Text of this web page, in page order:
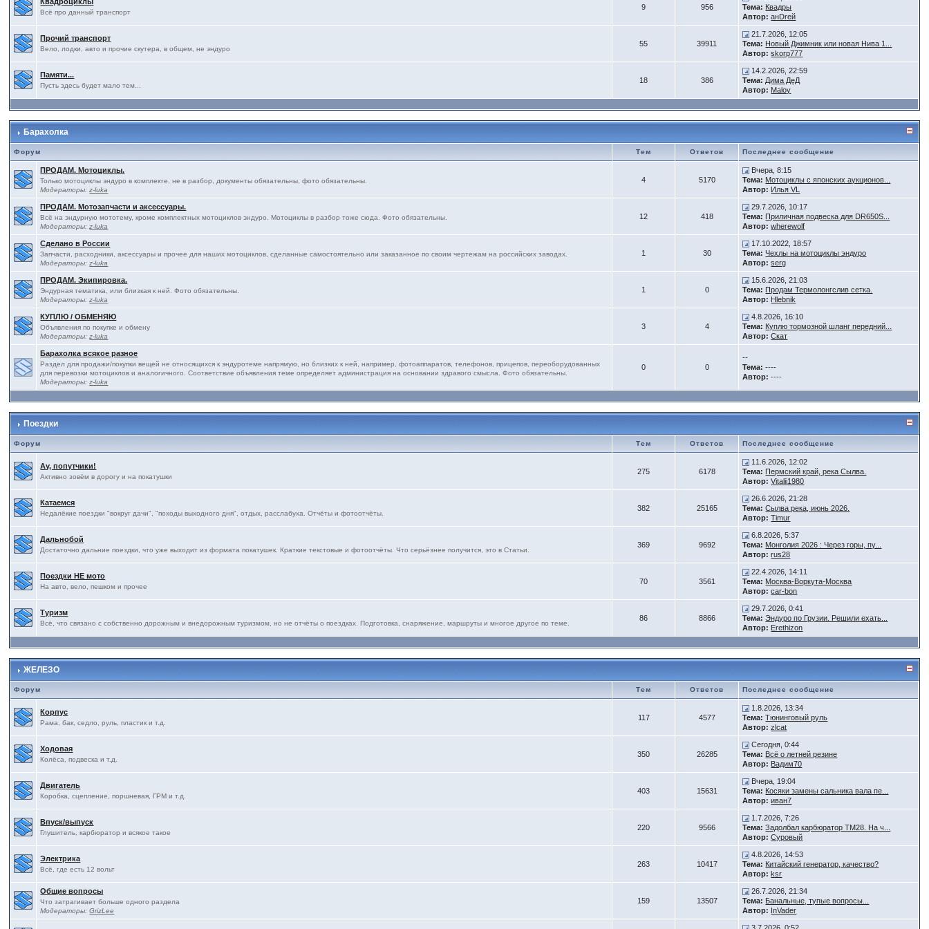
Всё про данный транспорт
9 956
Тема: Квадры
Автор: анDrей
Прочий транспорт
Вело, лодки, авто и прочие скутера, в общем, не эндуро
55 39911
21.7.2026, 12:05
Тема: Новый Джимник или новая Нива 1...
Автор: skorp777
Памяти...
Пусть здесь будет мало тем...
18 386
14.2.2026, 22:59
Тема: Дима ДеД
Автор: Maloy
Барахолка
Форум Тем Ответов Последнее сообщение
ПРОДАМ. Мотоциклы.
Только мотоциклы эндуро в комплекте, не в разбор, документы обязательны, фото обязательны.
Модераторы:z-luka
4 5170
Вчера, 8:15
Тема: Мотоциклы с японских аукционов...
Автор: Илья VL
ПРОДАМ. Мотозапчасти и аксессуары.
Всё на эндурную мототему, кроме комплектных мотоциклов эндуро. Мотоциклы в разбор тоже сюда. Фото обязательны.
Модераторы:z-luka
12 418
29.7.2026, 10:17
Тема: Приличная подвеска для DR650S...
Автор: wherewolf
Сделано в России
Запчасти, расходники, аксессуары и прочее для наших мотоциклов, сделанные самостоятельно или заказанное по своим чертежам на российских заводах.
Модераторы:z-luka
1 30
17.10.2022, 18:57
Тема: Чехлы на мотоциклы эндуро
Автор: serg
ПРОДАМ. Экипировка.
Эндурная тематика, или близкая к ней. Фото обязательны.
Модераторы:z-luka
1 0
15.6.2026, 21:03
Тема: Продам Термолонгслив сетка.
Автор: Hlebnik
КУПЛЮ / ОБМЕНЯЮ
Объявления по покупке и обмену
Модераторы:z-luka
3 4
4.8.2026, 16:10
Тема: Куплю тормозной шланг передний...
Автор: Скат
Барахолка всякое разное
Раздел для продажи/покупки вещей не относящихся к эндуротеме напрямую, но близких к ней, например, фотоаппаратов, телефонов, прицепов, переоборудованных
для перевозки мотоциклов и аналогичного. Соответствие объявления теме определяет администрация на основании здравого смысла. Фото обязательны.
Модераторы:z-luka
0 0
--
Тема: ----
Автор: ----
Поездки
Форум Тем Ответов Последнее сообщение
Ау, попутчики!
Активно зовём в дорогу и на покатушки
275 6178
11.6.2026, 12:02
Тема: Пермский край, река Сылва.
Автор: Vitalii1980
Катаемся
Недалёкие поездки "вокруг дачи", "походы выходного дня", отдых, расслабуха. Отчёты и фотоотчёты.
382 25165
26.6.2026, 21:28
Тема: Сылва река, июнь 2026.
Автор: Timur
Дальнобой
Достаточно дальние поездки, что уже выходит из формата покатушек. Краткие текстовые и фотоотчёты. Что серьёзнее получится, это в Статьи.
369 9692
6.8.2026, 5:37
Тема: Монголия 2026 : Через горы, пу...
Автор: rus28
Поездки НЕ мото
На авто, вело, пешком и прочее
70 3561
22.4.2026, 14:11
Тема: Москва-Воркута-Москва
Автор: car-bon
Туризм
Всё, что связано с собственно дорожным и внедорожным туризмом, но не отчёты о поездках. Подготовка, снаряжение, маршруты и многое другое по теме.
86 8866
29.7.2026, 0:41
Тема: Эндуро по Грузии. Решили ехать...
Автор: Erethizon
ЖЕЛЕЗО
Форум Тем Ответов Последнее сообщение
Корпус
Рама, бак, седло, руль, пластик и т.д.
117 4577
1.8.2026, 13:34
Тема: Тюнинговый руль
Автор: zlcat
Ходовая
Колёса, подвеска и т.д.
350 26285
Сегодня, 0:44
Тема: Всё о летней резине
Автор: Вадим70
Двигатель
Коробка, сцепление, поршневая, ГРМ и т.д.
403 15631
Вчера, 19:04
Тема: Косяки замены сальника вала пе...
Автор: иван7
Впуск/выпуск
Глушитель, карбюратор и всякое такое
220 9566
1.7.2026, 7:26
Тема: Задолбал карбюратор ТМ28. На ч...
Автор: Суровый
Электрика
Всё, где есть 12 вольт
263 10417
4.8.2026, 14:53
Тема: Китайский генератор, качество?
Автор: ksr
Общие вопросы
Что затрагивает больше одного раздела
Модераторы:GrizLee
159 13507
26.7.2026, 21:34
Тема: Банальные, тупые вопросы...
Автор: InVader